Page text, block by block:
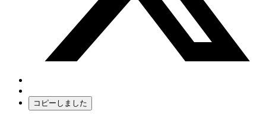
コピーしました